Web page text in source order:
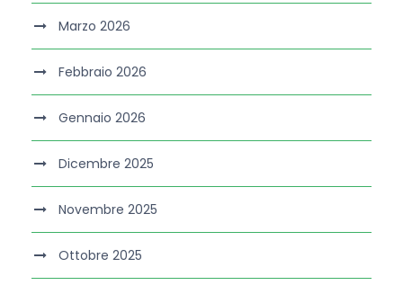
Marzo 2026
Febbraio 2026
Gennaio 2026
Dicembre 2025
Novembre 2025
Ottobre 2025